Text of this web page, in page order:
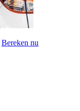
Bereken nu